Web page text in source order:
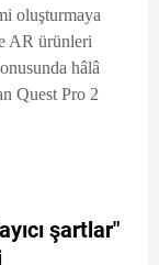
oluşturmaya
AR ürünleri
hâlâ
Quest Pro 2
şartlar"